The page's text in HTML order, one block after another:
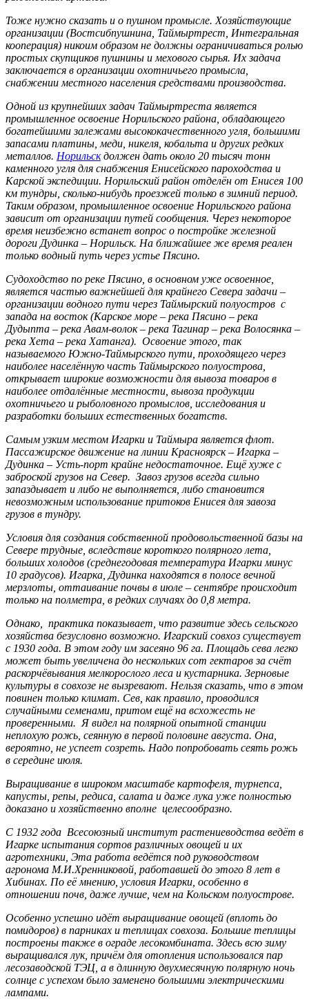
Тоже нужно сказать и о пушном промысле. Хозяйствующие
организации (Востсибпушнина, Таймыртрест, Интегральная
кооперация) никоим образом не должны ограничиваться ролью
простых скупщиков пушнины и мехового сырья. Их задача
заключается в организации охотничьего промысла,
снабжении местного населения средствами производства.
Одной из крупнейших задач Таймыртреста является
промышленное освоение Норильского района, обладающего
богатейшими залежами высококачественного угля, большими
запасами платины, меди, никеля, кобальта и других редких
металлов. Норильскдолжен дать около 20 тысяч тонн
каменного угля для снабжения Енисейского пароходства и
Карской экспедиции. Норильский район отделён от Енисея 100
км тундры, сколько-нибудь проезжей только в зимний период.
Таким образом, промышленное освоение Норильского района
зависит от организации путей сообщения. Через некоторое
время неизбежно встанет вопрос о постройке железной
дороги Дудинка – Норильск. На ближайшее же время реален
только водный путь через устье Пясино.
Судоходство по реке Пясино, в основном уже освоенное,
является частью важнейшей для крайнего Севера задачи –
организации водного пути через Таймырский полуостров с
запада на восток (Карское море – река Пясино – река
Дудыпта – река Авам-волок – река Тагинар – река Волосянка –
река Хета – река Хатанга). Освоение этого, так
называемого Южно-Таймырского пути, проходящего через
наиболее населённую часть Таймырского полуострова,
открывает широкие возможности для вывоза товаров в
наиболее отдалённые местности, вывоза продукции
охотничьего и рыболовного промыслов, исследования и
разработки больших естественных богатств.
Самым узким местом Игарки и Таймыра является флот.
Пассажирское движение на линии Красноярск – Игарка –
Дудинка – Усть-порт крайне недостаточное. Ещё хуже с
заброской грузов на Север. Завоз грузов всегда сильно
запаздывает и либо не выполняется, либо становится
невозможным использование притоков Енисея для завоза
грузов в тундру.
Условия для создания собственной продовольственной базы на
Севере трудные, вследствие короткого полярного лета,
больших холодов (среднегодовая температура Игарки минус
10 градусов). Игарка, Дудинка находятся в полосе вечной
мерзлоты, оттаивание почвы в июле – сентябре происходит
только на полметра, в редких случаях до 0,8 метра.
Однако, практика показывает, что развитие здесь сельского
хозяйства безусловно возможно. Игарский совхоз существует
с 1930 года. В этом году им засеяно 96 га. Площадь сева легко
может быть увеличена до нескольких сот гектаров за счёт
раскорчёвывания мелкорослого леса и кустарника. Зерновые
культуры в совхозе не вызревают. Нельзя сказать, что в этом
повинен только климат. Сев, как правило, проводился
случайными семенами, притом ещё на всхожесть не
проверенными. Я видел на полярной опытной станции
неплохую рожь, сеянную в первой половине августа. Она,
вероятно, не успеет созреть. Надо попробовать сеять рожь
в середине июля.
Выращивание в широком масштабе картофеля, турнепса,
капусты, репы, редиса, салата и даже лука уже полностью
доказано и хозяйственно вполне целесообразно.
С 1932 года Всесоюзный институт растениеводства ведёт в
Игарке испытания сортов различных овощей и их
агротехники, Эта работа ведётся под руководством
агронома М.И.Хренниковой, работавшей до этого 8 лет в
Хибинах. По её мнению, условия Игарки, особенно в
отношении почв, даже лучше, чем на Кольском полуострове.
Особенно успешно идёт выращивание овощей (вплоть до
помидоров) в парниках и теплицах совхоза. Большие теплицы
построены также в ограде лесокомбината. Здесь всю зиму
выращивался лук, причём для отопления использовался пар
лесозаводской ТЭЦ, а в длинную двухмесячную полярную ночь
солнце с успехом было заменено большими электрическими
лампами.